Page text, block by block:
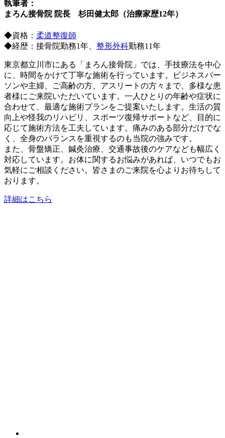
執筆者：
まろん接骨院 院長 杉田健太郎（治療家歴12年）
◆資格： 柔道整復師
◆経歴：接骨院勤務1年、 整形外科勤務11年
東京都立川市にある「まろん接骨院」では、手技療法を中心
に、時間をかけて丁寧な施術を行っています。ビジネスパー
ソンや主婦、ご高齢の方、アスリートの方々まで、多様な患
者様にご来院いただいています。一人ひとりの年齢や症状に
合わせて、最適な施術プランをご提案いたします。生活の質
向上や怪我のリハビリ、スポーツ復帰サポートなど、目的に
応じて施術方法を工夫しています。痛みのある部分だけでな
く、全身のバランスを重視するのも当院の強みです。
また、骨盤矯正、鍼灸治療、交通事故後のケアなども幅広く
対応しています。お体に関するお悩みがあれば、いつでもお
気軽にご相談ください。皆さまのご来院を心よりお待ちして
おります。
詳細はこちら